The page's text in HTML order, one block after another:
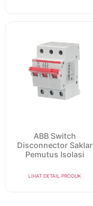
ABB Switch
Disconnector Saklar
Pemutus Isolasi
LIHAT DETAIL PRODUK